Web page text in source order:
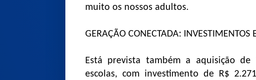
muito os nossos adultos.
GERAÇÃO CONECTADA: INVESTIMENTOS
Está prevista também a aquisição de
escolas, com investimento de R$